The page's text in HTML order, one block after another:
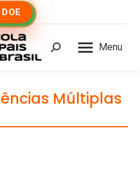
DOE
Menu
Buscar
Múltiplas